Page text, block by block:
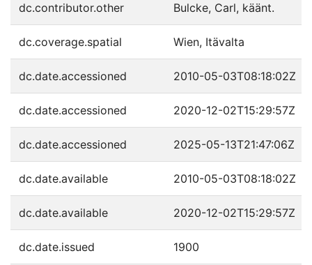
dc.contributor.other Bulcke, Carl, käänt.
dc.coverage.spatial Wien, Itävalta
dc.date.accessioned 2010-05-03T08:18:02Z
dc.date.accessioned 2020-12-02T15:29:57Z
dc.date.accessioned 2025-05-13T21:47:06Z
dc.date.available 2010-05-03T08:18:02Z
dc.date.available 2020-12-02T15:29:57Z
dc.date.issued 1900